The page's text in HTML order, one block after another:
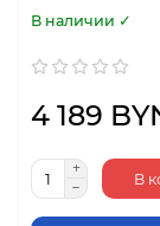
В наличии ✓
4 189
В